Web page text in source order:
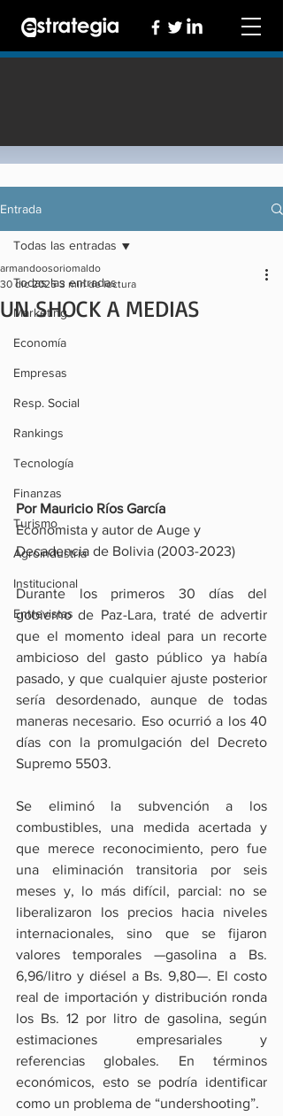
Entrada
Todas las entradas
Marketing
Economía
Empresas
Resp. Social
Rankings
Tecnología
Finanzas
Turismo
Agroindustria
Institucional
Entrevistas
Todas las entradas
UN SHOCK A MEDIAS
armandoosoriomaldo
30 dic 2025 3 min de lectura
Por Mauricio Ríos García
Economista y autor de Auge y
Decadencia de Bolivia (2003-2023)
Durante los primeros 30 días del
gobierno de Paz-Lara, traté de advertir
que el momento ideal para un recorte
ambicioso del gasto público ya había
pasado, y que cualquier ajuste posterior
sería desordenado, aunque de todas
maneras necesario. Eso ocurrió a los 40
días con la promulgación del Decreto
Supremo 5503.
Se eliminó la subvención a los
combustibles, una medida acertada y
que merece reconocimiento, pero fue
una eliminación transitoria por seis
meses y, lo más difícil, parcial: no se
liberalizaron los precios hacia niveles
internacionales, sino que se fijaron
valores temporales —gasolina a Bs.
6,96/litro y diésel a Bs. 9,80—. El costo
real de importación y distribución ronda
los Bs. 12 por litro de gasolina, según
estimaciones empresariales y
referencias globales. En términos
económicos, esto se podría identificar
como un problema de “undershooting”.